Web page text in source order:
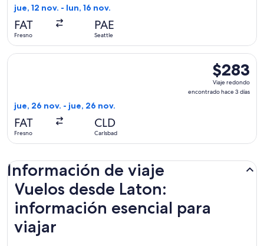
días
jue, 12 nov. - lun, 16 nov.
FAT
Fresno
PAE
Seattle
$283
Viaje
redondo,
días
$283
Viaje redondo
encontrado hace 3 días
jue, 26 nov. - jue, 26 nov.
FAT
Fresno
CLD
Carlsbad
Seleccionar vuelo de American Airlines, con salida el jue,
Información de viaje
Vuelos desde Laton:
información esencial para
viajar